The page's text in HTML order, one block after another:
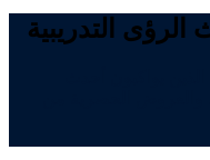
التدريبية